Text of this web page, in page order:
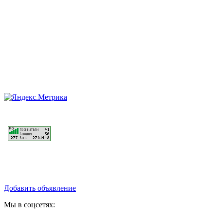
Добавить объявление
Мы в соцсетях: